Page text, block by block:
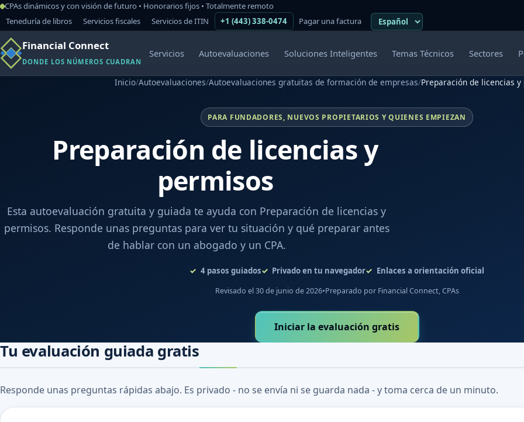
CPAs dinámicos y con visión de futuro • Honorarios fijos • Totalmente remoto
Teneduría de libros
Servicios fiscales Servicios de ITIN +1 (443) 338-0474 Pagar una factura
Financial Connect
DONDE LOS NÚMEROS CUADRAN
Servicios Autoevaluaciones Soluciones Inteligentes Temas Técnicos Sectores
Inicio/Autoevaluaciones/Autoevaluaciones gratuitas de formación de empresas/Preparación de licencias
PARA FUNDADORES, NUEVOS PROPIETARIOS Y QUIENES EMPIEZAN
Preparación de licencias y
permisos
Esta autoevaluación gratuita y guiada te ayuda con Preparación de licencias y
permisos. Responde unas preguntas para ver tu situación y qué preparar antes
de hablar con un abogado y un CPA.
4 pasos guiados Privado en tu navegador Enlaces a orientación oficial
Revisado el 30 de junio de 2026•Preparado por Financial Connect, CPAs
Iniciar la evaluación gratis
Tu evaluación guiada gratis
Responde unas preguntas rápidas abajo. Es privado - no se envía ni se guarda nada - y toma cerca de un minuto.